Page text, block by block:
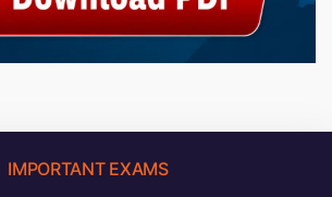
IMPORTANT EXAMS